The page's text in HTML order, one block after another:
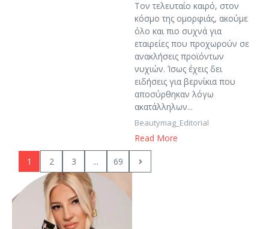
Τον τελευταίο καιρό, στον
κόσμο της ομορφιάς, ακούμε
όλο και πιο συχνά για
εταιρείες που προχωρούν σε
ανακλήσεις προϊόντων
νυχιών. Ίσως έχεις δει
ειδήσεις για βερνίκια που
αποσύρθηκαν λόγω
ακατάλληλων...
Beautymag_Editorial
Read More
1 2 3 ... 69